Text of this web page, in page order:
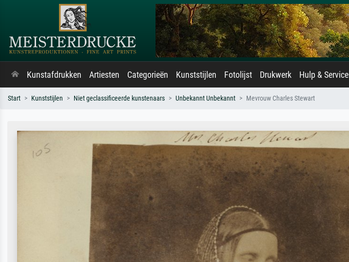
Kunstafdrukken Artiesten Categorieën Kunststijlen Fotolijst Drukwerk Hulp & Service
Start Kunststijlen Niet geclassificeerde kunstenaars Unbekannt Unbekannt Mevrouw Charles Stewart